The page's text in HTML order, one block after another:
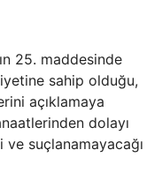
25. maddesinde
sahip olduğu,
açıklamaya
dolayı
suçlanamayacağı